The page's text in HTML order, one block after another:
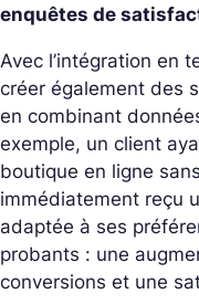
enquêtes de
Avec l’intégration en
créer également des
en combinant
exemple, un client
boutique en ligne
immédiatement reçu
adaptée à ses
probants : une
conversions et une